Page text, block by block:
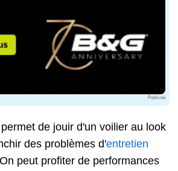
Publicité
permet de jouir d'un voilier au look
des problèmes d'entretien
peut profiter de performances